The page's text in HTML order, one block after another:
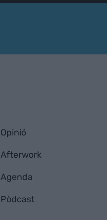
Opinió
Afterwork
Agenda
Pòdcast